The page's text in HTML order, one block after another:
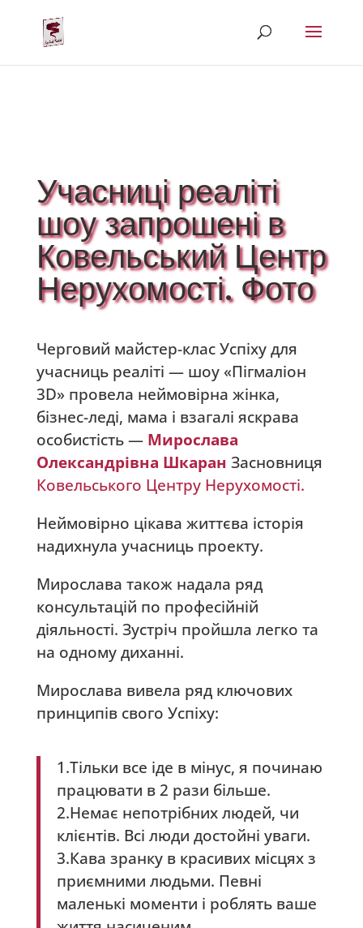
Учасниці реаліті
шоу запрошені в
Ковельський Центр
Нерухомості. Фото
Черговий майстер-клас Успіху для
учасниць реаліті — шоу «Пігмаліон
3D» провела неймовірна жінка,
бізнес-леді, мама і взагалі яскрава
особистість — Мирослава
Олександрівна Шкаран Засновниця
Ковельського Центру Нерухомості.
Неймовірно цікава життєва історія
надихнула учасниць проекту.
Мирослава також надала ряд
консультацій по професійній
діяльності. Зустріч пройшла легко та
на одному диханні.
Мирослава вивела ряд ключових
принципів свого Успіху:
1.Тільки все іде в мінус, я починаю
працювати в 2 рази більше.
2.Немає непотрібних людей, чи
клієнтів. Всі люди достойні уваги.
3.Кава зранку в красивих місцях з
приємними людьми. Певні
маленькі моменти і роблять ваше